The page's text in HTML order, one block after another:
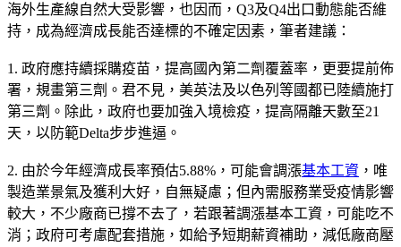
海外生產線自然大受影響，也因而，Q3及Q4出口動態能否維
持，成為經濟成長能否達標的不確定因素，筆者建議：
1. 政府應持續採購疫苗，提高國內第二劑覆蓋率，更要提前佈
署，規畫第三劑。君不見，美英法及以色列等國都已陸續施打
第三劑。除此，政府也要加強入境檢疫，提高隔離天數至21
天，以防範Delta步步進逼。
2. 由於今年經濟成長率預估5.88%，可能會調漲基本工資 ，唯
製造業景氣及獲利大好，自無疑慮；但內需服務業受疫情影響
較大，不少廠商已撐不去了，若跟著調漲基本工資，可能吃不
消；政府可考慮配套措施，如給予短期薪資補助，減低廠商壓